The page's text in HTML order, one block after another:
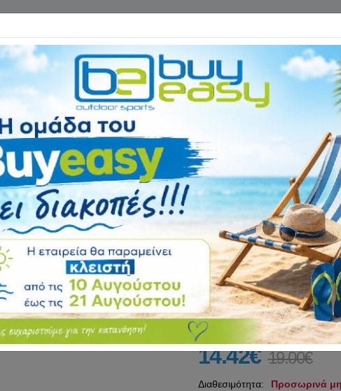
ΕΙΔΗ CAMPING Επικοινωνία
Αρχική ΕΙΔΗ ΠΑΡΑΛΙΑΣ
Απόχη
Unigreen 65209
Αξιολόγηση:
Κωδικός65209
14.42€ 19.00€
Διαθεσιμότητα: Προσωρινά μη